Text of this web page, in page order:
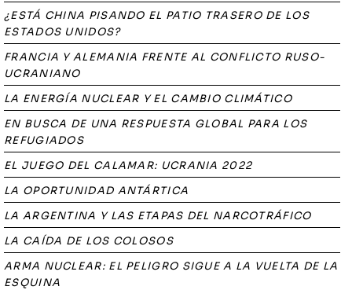
¿ESTÁ CHINA PISANDO EL PATIO TRASERO DE LOS
ESTADOS UNIDOS?
FRANCIA Y ALEMANIA FRENTE AL CONFLICTO RUSO-
UCRANIANO
LA ENERGÍA NUCLEAR Y EL CAMBIO CLIMÁTICO
EN BUSCA DE UNA RESPUESTA GLOBAL PARA LOS
REFUGIADOS
EL JUEGO DEL CALAMAR: UCRANIA 2022
LA OPORTUNIDAD ANTÁRTICA
LA ARGENTINA Y LAS ETAPAS DEL NARCOTRÁFICO
LA CAÍDA DE LOS COLOSOS
ARMA NUCLEAR: EL PELIGRO SIGUE A LA VUELTA DE LA
ESQUINA